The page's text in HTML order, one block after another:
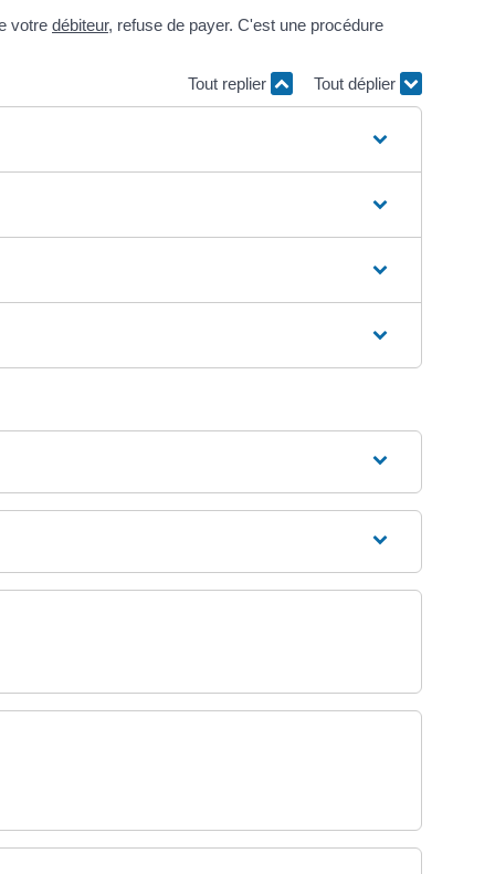
votre débiteur, refuse de payer. C'est une procédure
Tout replier
Tout déplier